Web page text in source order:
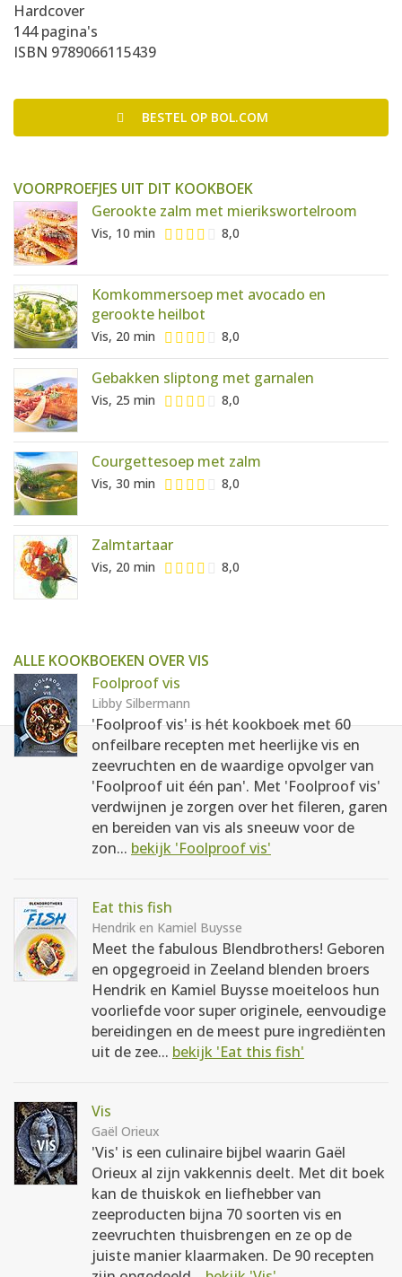
Hardcover
144 pagina's
ISBN 9789066115439
BESTEL OP BOL.COM
VOORPROEFJES UIT DIT KOOKBOEK
Gerookte zalm met mierikswortelroom
Vis, 10 min 8,0
Komkommersoep met avocado en
gerookte heilbot
Vis, 20 min 8,0
Gebakken sliptong met garnalen
Vis, 25 min 8,0
Courgettesoep met zalm
Vis, 30 min 8,0
Zalmtartaar
Vis, 20 min 8,0
ALLE KOOKBOEKEN OVER VIS
Foolproof vis
Libby Silbermann
'Foolproof vis' is hét kookboek met 60
onfeilbare recepten met heerlijke vis en
zeevruchten en de waardige opvolger van
'Foolproof uit één pan'. Met 'Foolproof vis'
verdwijnen je zorgen over het fileren, garen
en bereiden van vis als sneeuw voor de
zon... bekijk 'Foolproof vis'
Eat this fish
Hendrik en Kamiel Buysse
Meet the fabulous Blendbrothers! Geboren
en opgegroeid in Zeeland blenden broers
Hendrik en Kamiel Buysse moeiteloos hun
voorliefde voor super originele, eenvoudige
bereidingen en de meest pure ingrediënten
uit de zee... bekijk 'Eat this fish'
Vis
Gaël Orieux
'Vis' is een culinaire bijbel waarin Gaël
Orieux al zijn vakkennis deelt. Met dit boek
kan de thuiskok en liefhebber van
zeeproducten bijna 70 soorten vis en
zeevruchten thuisbrengen en ze op de
juiste manier klaarmaken. De 90 recepten